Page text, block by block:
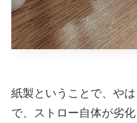
紙製ということで、や
で、ストロー自体が劣